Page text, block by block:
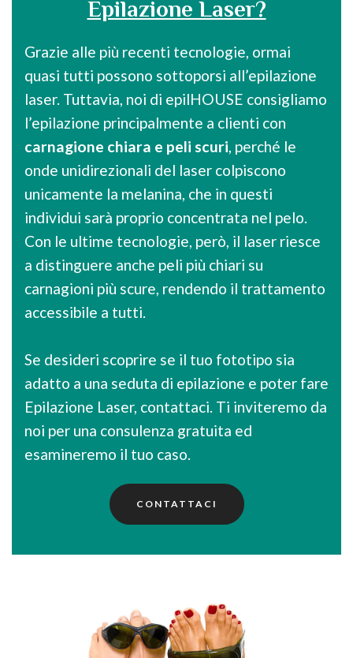
Epilazione Laser?
Grazie alle più recenti tecnologie, ormai
quasi tutti possono sottoporsi all’epilazione
laser. Tuttavia, noi di epilHOUSE consigliamo
l’epilazione principalmente a clienti con
carnagione chiara e peli scuri, perché le
onde unidirezionali del laser colpiscono
unicamente la melanina, che in questi
individui sarà proprio concentrata nel pelo.
Con le ultime tecnologie, però, il laser riesce
a distinguere anche peli più chiari su
carnagioni più scure, rendendo il trattamento
accessibile a tutti.
Se desideri scoprire se il tuo fototipo sia
adatto a una seduta di epilazione e poter fare
Epilazione Laser, contattaci. Ti inviteremo da
noi per una consulenza gratuita ed
esamineremo il tuo caso.
CONTATTACI